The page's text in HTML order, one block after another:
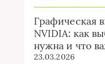
Графическая
NVIDIA: как
нужна и что
23.03.2026